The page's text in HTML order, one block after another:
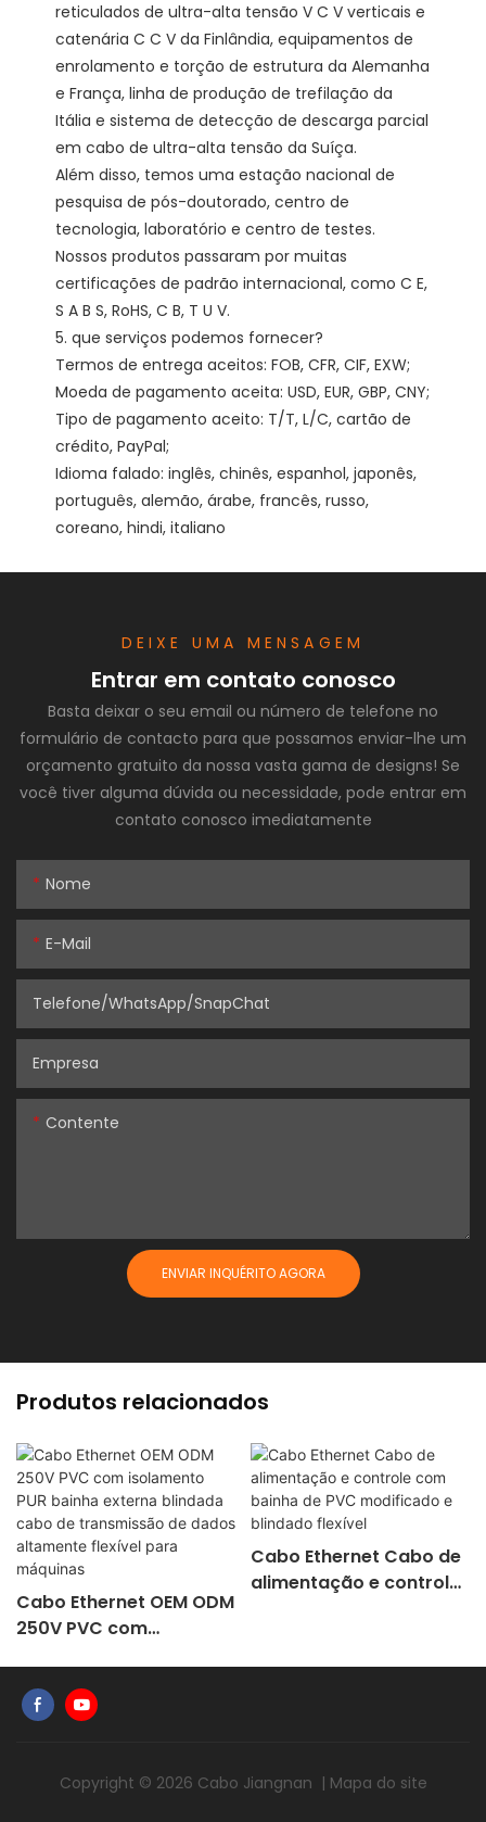
reticulados de ultra-alta tensão V C V verticais e
catenária C C V da Finlândia, equipamentos de
enrolamento e torção de estrutura da Alemanha
e França, linha de produção de trefilação da
Itália e sistema de detecção de descarga parcial
em cabo de ultra-alta tensão da Suíça.
Além disso, temos uma estação nacional de
pesquisa de pós-doutorado, centro de
tecnologia, laboratório e centro de testes.
Nossos produtos passaram por muitas
certificações de padrão internacional, como C E,
S A B S, RoHS, C B, T U V.
5. que serviços podemos fornecer?
Termos de entrega aceitos: FOB, CFR, CIF, EXW;
Moeda de pagamento aceita: USD, EUR, GBP, CNY;
Tipo de pagamento aceito: T/T, L/C, cartão de
crédito, PayPal;
Idioma falado: inglês, chinês, espanhol, japonês,
português, alemão, árabe, francês, russo,
DEIXE UMA MENSAGEM
Entrar em contato conosco
Basta deixar o seu email ou número de telefone no
formulário de contacto para que possamos enviar-lhe um
orçamento gratuito da nossa vasta gama de designs! Se
você tiver alguma dúvida ou necessidade, pode entrar em
contato conosco imediatamente
Nome
E-Mail
Telefone/WhatsApp/SnapChat
Empresa
Contente
ENVIAR INQUÉRITO AGORA
Produtos relacionados
Cabo Ethernet OEM ODM
250V PVC com
de transmissão de
Cabo Ethernet Cabo de
alimentação e controle
flexível
Copyright © 2026 Cabo Jiangnan | Mapa do site